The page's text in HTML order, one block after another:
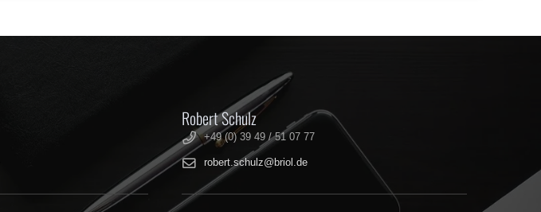
Robert Schulz
+49 (0) 39 49 / 51 07 77
robert.schulz@briol.de